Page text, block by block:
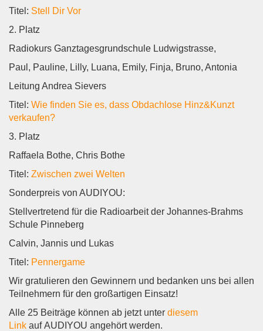
Titel: Stell Dir Vor
2. Platz
Radiokurs Ganztagesgrundschule Ludwigstrasse,
Paul, Pauline, Lilly, Luana, Emily, Finja, Bruno, Antonia
Leitung Andrea Sievers
Titel: Wie finden Sie es, dass Obdachlose Hinz&Kunzt
verkaufen?
3. Platz
Raffaela Bothe, Chris Bothe
Titel: Zwischen zwei Welten
Sonderpreis von AUDIYOU:
Stellvertretend für die Radioarbeit der Johannes-Brahms
Schule Pinneberg
Calvin, Jannis und Lukas
Titel: Pennergame
Wir gratulieren den Gewinnern und bedanken uns bei allen
Teilnehmern für den großartigen Einsatz!
Alle 25 Beiträge können ab jetzt unter diesem
Link auf AUDIYOU angehört werden.